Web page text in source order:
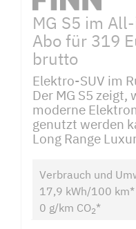
MG S5 im
Abo für 319
brutto
Elektro-SUV im
Der MG S5
moderne
genutzt werden
Long Range
Verbrauch und
17,9 kWh/100
0 g/km CO2*